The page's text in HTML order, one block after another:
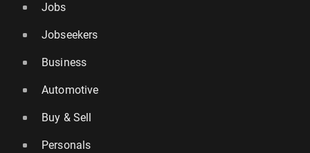
Jobs
Jobseekers
Business
Automotive
Buy & Sell
Personals